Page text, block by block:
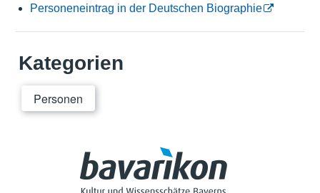
Personeneintrag in der Deutschen Biographie
Kategorien
Personen